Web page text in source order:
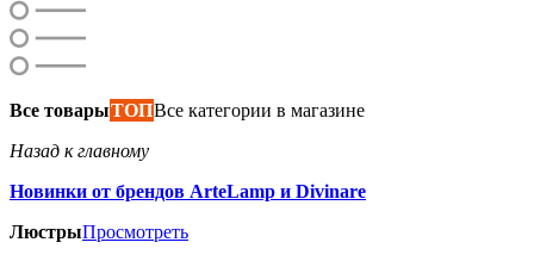
Все товарыТОПВсе категории в магазине
Назад к главному
Новинки от брендов ArteLamp и Divinare
ЛюстрыПросмотреть